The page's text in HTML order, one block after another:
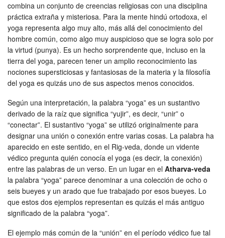
combina un conjunto de creencias religiosas con una disciplina
práctica extraña y misteriosa. Para la mente hindú ortodoxa, el
yoga representa algo muy alto, más allá del conocimiento del
hombre común, como algo muy auspicioso que se logra solo por
la virtud (punya). Es un hecho sorprendente que, incluso en la
tierra del yoga, parecen tener un amplio reconocimiento las
nociones supersticiosas y fantasiosas de la materia y la filosofía
del yoga es quizás uno de sus aspectos menos conocidos.
Según una interpretación, la palabra “yoga” es un sustantivo
derivado de la raíz que significa “yujir”, es decir, “unir” o
“conectar”. El sustantivo “yoga” se utilizó originalmente para
designar una unión o conexión entre varias cosas. La palabra ha
aparecido en este sentido, en el Rig-veda, donde un vidente
védico pregunta quién conocía el yoga (es decir, la conexión)
entre las palabras de un verso. En un lugar en el Atharva-veda
la palabra “yoga” parece denominar a una colección de ocho o
seis bueyes y un arado que fue trabajado por esos bueyes. Lo
que estos dos ejemplos representan es quizás el más antiguo
significado de la palabra “yoga”.
El ejemplo más común de la “unión” en el período védico fue tal